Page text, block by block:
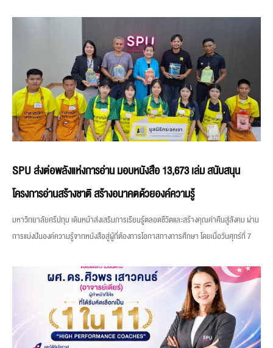
SPU ส่งต่อพลังแห่งการอ่าน มอบหนังสือ 13,673 เล่ม สนับสนุน
โครงการอ่านสร้างชาติ สร้างอนาคตด้วยองค์ความรู้
มหาวิทยาลัยศรีปทุม เดินหน้าส่งเสริมการเรียนรู้ตลอดชีวิตและสร้างคุณค่าคืนสู่สังคม ผ่าน
การแบ่งปันองค์ความรู้จากหนังสือสู่ผู้ที่ต้องการโอกาสทางการศึกษา โดยเมื่อวันศุกร์ที่ 7